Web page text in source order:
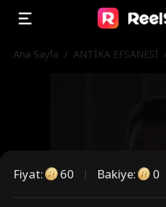
Ana Sayfa / ANTİKA EFSANESİ
Fiyat: 60 Bakiye: 0